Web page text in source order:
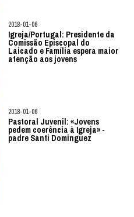
2018-01-06
Igreja/Portugal: Presidente da
Comissão Episcopal do
Laicado e Família espera maior
atenção aos jovens
2018-01-06
Pastoral Juvenil: «Jovens
pedem coerência à Igreja» -
padre Santi Dominguez